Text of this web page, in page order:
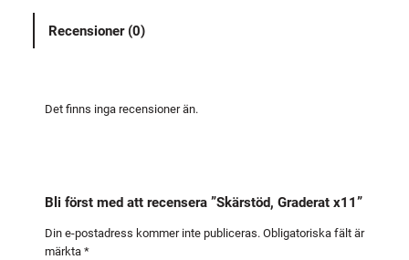
ö
Recensioner (0)
Det finns inga recensioner än.
Bli först med att recensera ”Skärstöd, Graderat x11”
Din e-postadress kommer inte publiceras. Obligatoriska fält är
märkta *